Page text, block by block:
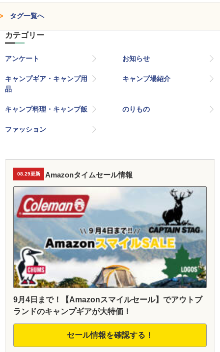
タグ一覧へ
カテゴリー
アンケート お知らせ
キャンプギア・キャンプ用
品
キャンプ場紹介
キャンプ料理・キャンプ飯 のりもの
ファッション
08.29更新 Amazonタイムセール情報
9月4日まで！【Amazonスマイルセール】でアウトブ
ランドのキャンプギアが大特価！
セール情報を確認する！